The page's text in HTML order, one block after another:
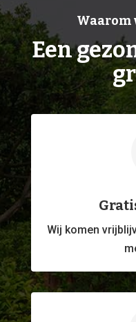
Waarom
Een
Wij komen